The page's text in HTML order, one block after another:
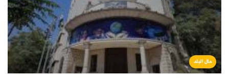
حال البلد